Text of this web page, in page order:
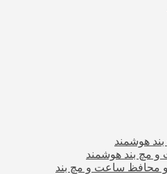
هوشمند
و مچ بند هوشمند
محافظ ساعت و مچ بند